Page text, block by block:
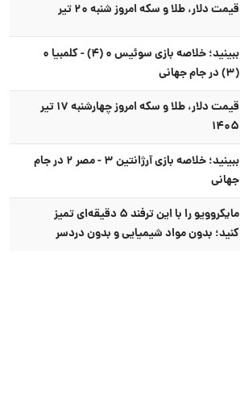
قیمت دلار، طلا و سکه امروز شنبه ۲۰ تیر
ببینید؛ خلاصه بازی سوئیس ۰ (۴) - کلمبیا ۰
(۳) در جام جهانی
قیمت دلار، طلا و سکه امروز چهارشنبه ۱۷ تیر
۱۴۰۵
ببینید؛ خلاصه بازی آرژانتین ۳ - مصر ۲ در جام
جهانی
مایکروویو را با این ترفند ۵ دقیقه‌ای تمیز
کنید؛ بدون مواد شیمیایی و بدون دردسر